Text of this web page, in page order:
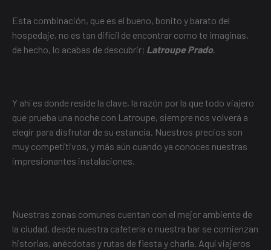
Esta combinación, que es el bueno, bonito y barato del
hospedaje, no es tan difícil de encontrar como te imaginas,
de hecho, lo acabas de descubrir; Latroupe Prado.
Y ahí es donde reside la clave, la razón por la que todo viajero
que prueba una noche con Latroupe, siempre nos volverá a
elegir para disfrutar de su estancia. Nuestros precios son
muy competitivos, y más aún cuando ya conoces nuestras
impresionantes instalaciones.
Nuestras zonas comunes cuentan con el mejor ambiente de
la ciudad, desde nuestra cafetería o nuestra bar se comienzan
historias, anécdotas y rutas de fiesta y charla. Aquí viajeros